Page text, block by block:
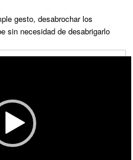
gesto, desabrochar los
sin necesidad de desabrigarlo